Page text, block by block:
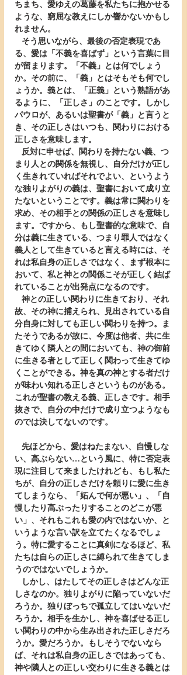
ちまち、愛ゆえの葛藤を私たちに抱かせる
ような、窮屈な教えにしか響かないかもし
れません。
る、愛は「不義を喜ばず」という言葉に目
が留まります。「不義」とは何でしょう
か。その前に、「義」とはそもそも何でし
ょうか。義とは、「正義」という熟語があ
るように、「正しさ」のことです。しかし
パウロが、あるいは聖書が「義」と言うと
き、その正しさはいつも、関わりにおける
正しさを意味します。
まり人との関係を無視し、自分だけが正し
く生きれていればそれでよい、というよう
な独りよがりの義は、聖書において成り立
たないということです。義は常に関わりを
求め、その相手との関係の正しさを意味し
ます。ですから、もし聖書的な意味で、自
分は義に生きている、つまり罪人ではなく
義人として生きていると言える時には、そ
れは私自身の正しさではなく、まず根本に
おいて、私と神との関係こそが正しく結ば
れていることが出発点になるのです。
故、その神に捕えられ、見出されている自
分自身に対しても正しい関わりを持つ。ま
たそうであるが故に、今度は他者、共に生
きてゆく隣人との間においても、神の御前
に生きる者として正しく関わって生きてゆ
くことができる。神を真の神とする者だけ
が味わい知れる正しさというものがある。
これが聖書の教える義、正しさです。相手
抜きで、自分の中だけで成り立つようなも
のでは決してないのです。
い、高ぶらない…という風に、特に否定表
現に注目して来ましたけれども、もし私た
ちが、自分の正しさだけを頼りに愛に生き
てしまうなら、「妬んで何が悪い」、「自
慢したり高ぶったりすることのどこが悪
い」、それもこれも愛の内ではないか、と
いうような言い訳を立てたくなるでしょ
う。特に愛することに真剣になるほど、私
たちは自らの正しさに縛られて生きてしま
うのではないでしょうか。
しさなのか。独りよがりに陥っていないだ
ろうか。独りぼっちで孤立してはいないだ
ろうか。相手を生かし、神を喜ばせる正し
い関わりの中から生み出された正しさだろ
うか。愛だろうか。もしそうでないなら
ば、それは私自身の正しさではあっても、
神や隣人との正しい交わりに生きる義とは